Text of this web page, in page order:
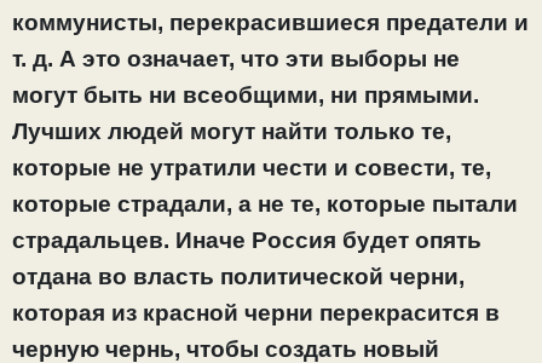
коммунисты, перекрасившиеся предатели и
т. д. А это означает, что эти выборы не
могут быть ни всеобщими, ни прямыми.
Лучших людей могут найти только те,
которые не утратили чести и совести, те,
которые страдали, а не те, которые пытали
страдальцев. Иначе Россия будет опять
отдана во власть политической черни,
которая из красной черни перекрасится в
черную чернь, чтобы создать новый